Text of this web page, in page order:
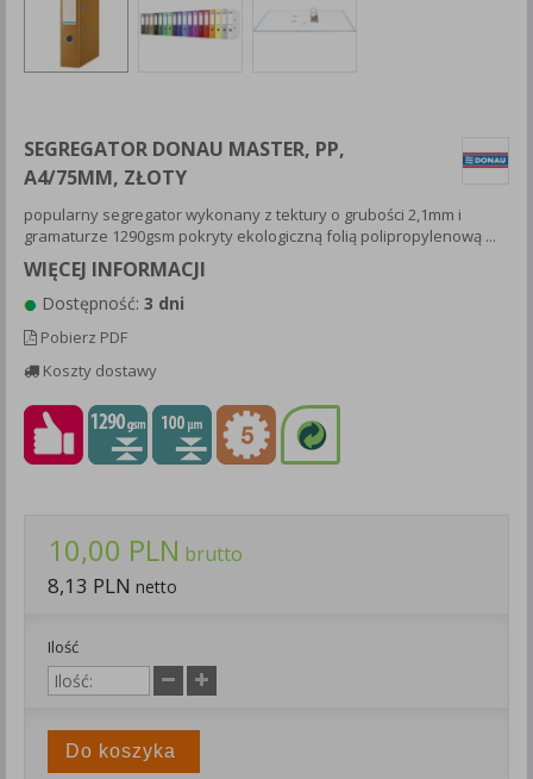
SEGREGATOR DONAU MASTER, PP,
A4/75MM, ZŁOTY
popularny segregator wykonany z tektury o grubości 2,1mm i
gramaturze 1290gsm pokryty ekologiczną folią polipropylenową ...
WIĘCEJ INFORMACJI
Dostępność: 3 dni
Pobierz PDF
Koszty dostawy
10,00 PLN brutto
8,13 PLN netto
Ilość
Do koszyka
W przypadku użytkowników zalogowanych, aby umożliwić
prawidłową realizację Umowy z Państwem i związane z tym
prawidłowe działanie naszej strony www, a w szczególności
zgoda której udzieliliście podczas zakładania konta.
Każda Państwa zgoda jest dobrowolna i można ją w dowolnym
momencie wycofać.
Polityka prywatności (rozwiń)
Klauzula Informacyjna (rozwiń)
Lista Zaufanych Partnerów (rozwiń)